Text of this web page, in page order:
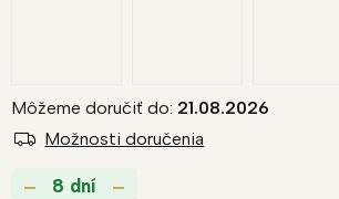
8 dní
Môžeme doručiť do: 21.08.2026
Možnosti doručenia